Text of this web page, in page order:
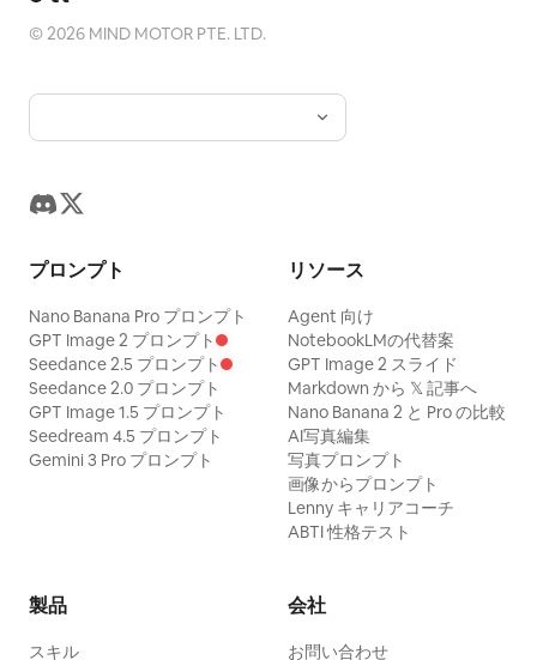
©2026 MIND MOTOR PTE. LTD.
プロンプト
Nano Banana Pro プロンプト
GPT Image 2 プロンプト
Seedance 2.5 プロンプト
Seedance 2.0 プロンプト
GPT Image 1.5 プロンプト
Seedream 4.5 プロンプト
Gemini 3 Pro プロンプト
リソース
Agent 向け
NotebookLMの代替案
GPT Image 2 スライド
Markdown から 𝕏 記事へ
Nano Banana 2 と Pro の比較
AI写真編集
写真プロンプト
画像からプロンプト
Lenny キャリアコーチ
ABTI 性格テスト
製品
スキル
会社
お問い合わせ